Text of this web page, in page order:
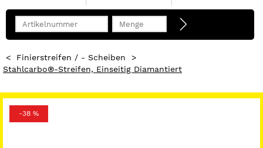
< Finierstreifen / - Scheiben
>
Stahlcarbo®-Streifen, Einseitig Diamantiert
-38 %